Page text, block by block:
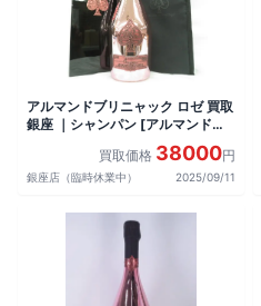
アルマンドブリニャック ロゼ 買取
銀座 ｜シャンパン [アルマンドブ
リニャック ロゼ]をお酒
買取価格 38000円
銀座店（臨時休業中） 2025/09/11